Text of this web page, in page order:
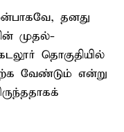
தனது
முதல்-
தொகுதியில்
வேண்டும் என்று